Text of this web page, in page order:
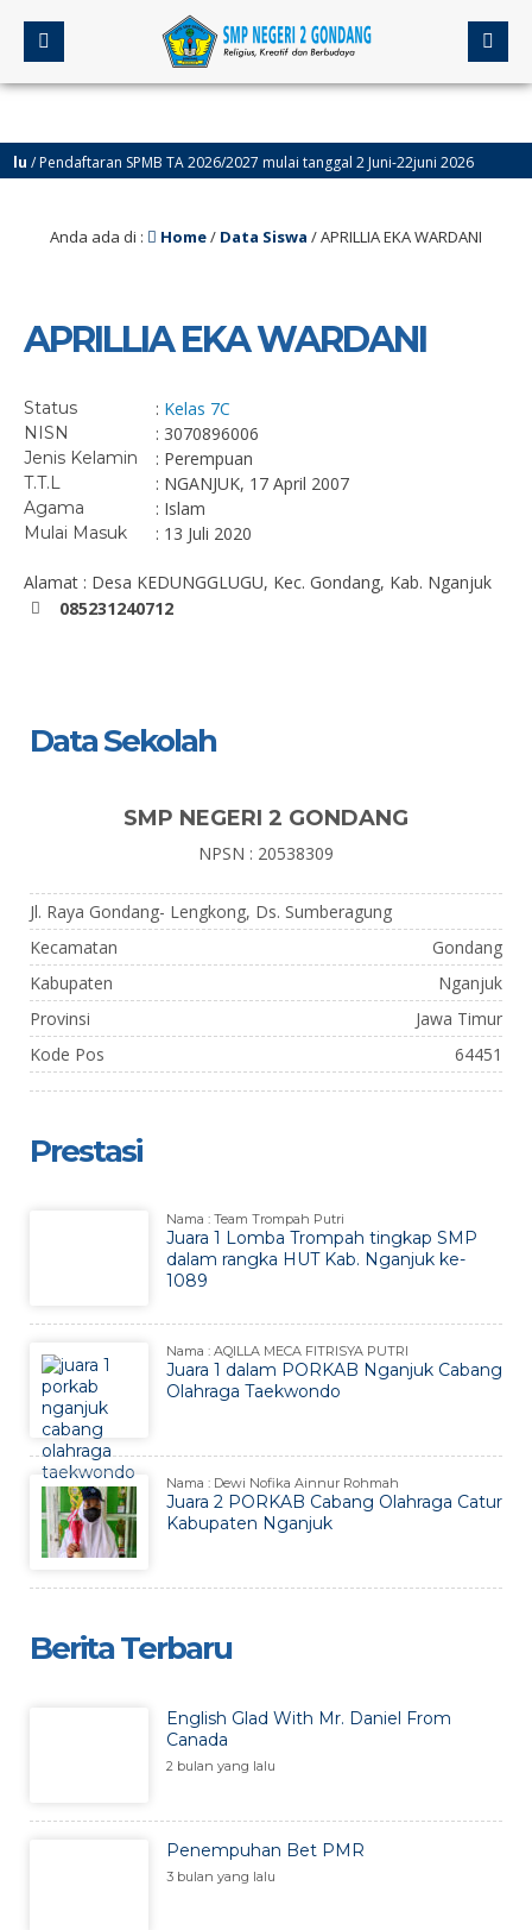
Pendaftaran SPMB TA 2026/2027 mulai tanggal 2 Juni-22juni 2026
Anda ada di : Home/ Data Siswa /APRILLIA EKA WARDANI
APRILLIA EKA WARDANI
Status : Kelas 7C
NISN : 3070896006
Jenis Kelamin : Perempuan
T.T.L : NGANJUK, 17 April 2007
Agama : Islam
Mulai Masuk : 13 Juli 2020
Alamat : Desa KEDUNGGLUGU, Kec. Gondang, Kab. Nganjuk
085231240712
Data Sekolah
SMP NEGERI 2 GONDANG
NPSN : 20538309
Jl. Raya Gondang- Lengkong, Ds. Sumberagung
Kecamatan
Gondang
Kabupaten
Nganjuk
Provinsi
Jawa Timur
Kode Pos
64451
Prestasi
Nama : Team Trompah Putri
Juara 1 Lomba Trompah tingkap SMP
dalam rangka HUT Kab. Nganjuk ke-
1089
Nama : AQILLA MECA FITRISYA PUTRI
Juara 1 dalam PORKAB Nganjuk Cabang
Olahraga Taekwondo
Nama : Dewi Nofika Ainnur Rohmah
Juara 2 PORKAB Cabang Olahraga Catur
Kabupaten Nganjuk
Berita Terbaru
English Glad With Mr. Daniel From
Canada
2 bulan yang lalu
Penempuhan Bet PMR
3 bulan yang lalu